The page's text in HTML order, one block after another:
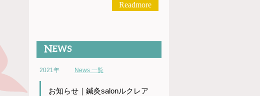
Readmore
2021年 News 一覧
お知らせ｜鍼灸salonルクレア